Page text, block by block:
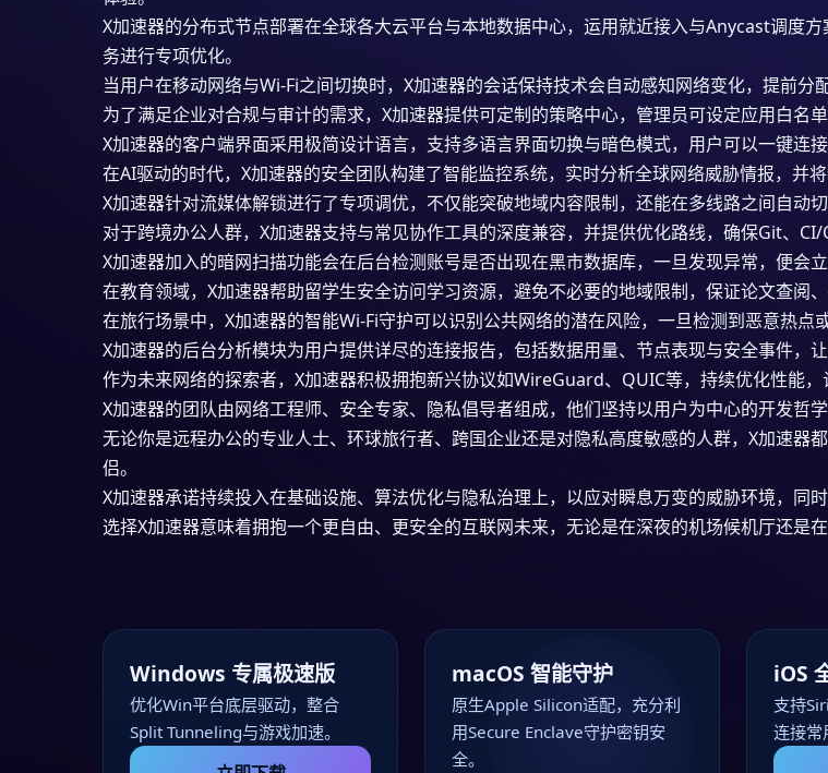
X加速器的分布式节点部署在全球各大云平台与本地数据中心，运用就近接入与Anycast调度
务进行专项优化。
当用户在移动网络与Wi-Fi之间切换时，X加速器的会话保持技术会自动感知网络变化，提前分
为了满足企业对合规与审计的需求，X加速器提供可定制的策略中心，管理员可设定应用白名
X加速器的客户端界面采用极简设计语言，支持多语言界面切换与暗色模式，用户可以一键连
在AI驱动的时代，X加速器的安全团队构建了智能监控系统，实时分析全球网络威胁情报，并
X加速器针对流媒体解锁进行了专项调优，不仅能突破地域内容限制，还能在多线路之间自动
对于跨境办公人群，X加速器支持与常见协作工具的深度兼容，并提供优化路线，确保Git、
X加速器加入的暗网扫描功能会在后台检测账号是否出现在黑市数据库，一旦发现异常，便会
在教育领域，X加速器帮助留学生安全访问学习资源，避免不必要的地域限制，保证论文查阅
在旅行场景中，X加速器的智能Wi-Fi守护可以识别公共网络的潜在风险，一旦检测到恶意热点
X加速器的后台分析模块为用户提供详尽的连接报告，包括数据用量、节点表现与安全事件，
作为未来网络的探索者，X加速器积极拥抱新兴协议如WireGuard、QUIC等，持续优化性能，
X加速器的团队由网络工程师、安全专家、隐私倡导者组成，他们坚持以用户为中心的开发哲
无论你是远程办公的专业人士、环球旅行者、跨国企业还是对隐私高度敏感的人群，X加速
侣。
X加速器承诺持续投入在基础设施、算法优化与隐私治理上，以应对瞬息万变的威胁环境，同
选择X加速器意味着拥抱一个更自由、更安全的互联网未来，无论是在深夜的机场候机厅还是
Windows 专属极速版
优化Win平台底层驱动，整合
Split Tunneling与游戏加速。
macOS 智能守护
原生Apple Silicon适配，充分利
用Secure Enclave守护密钥安
全。
iOS
支持
连接常